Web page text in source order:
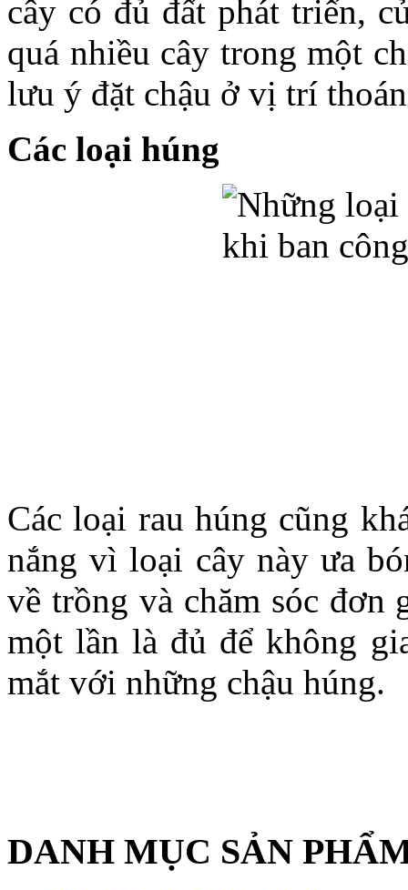
cây có đủ đất phát triển,
quá nhiều cây trong một
lưu ý đặt chậu ở vị trí
Các loại húng
Các loại rau húng cũng
nắng vì loại cây này ưa
về trồng và chăm sóc
một lần là đủ để không
mắt với những chậu húng.
DANH MỤC SẢN